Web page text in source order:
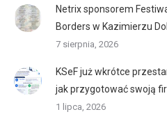
Netrix sponsorem
Borders w Kazimierzu
7 sierpnia, 2026
KSeF już wkrótce
jak przygotować swoją
1 lipca, 2026